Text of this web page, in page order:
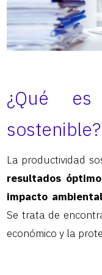
¿Qué es
sostenible?
La productividad
resultados
impacto
Se trata de
económico y la